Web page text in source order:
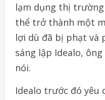
lạm dụng thị
thể trở thành một
lợi dù đã bị phạt và
sáng lập Idealo,
nói.
Idealo trước đó yêu